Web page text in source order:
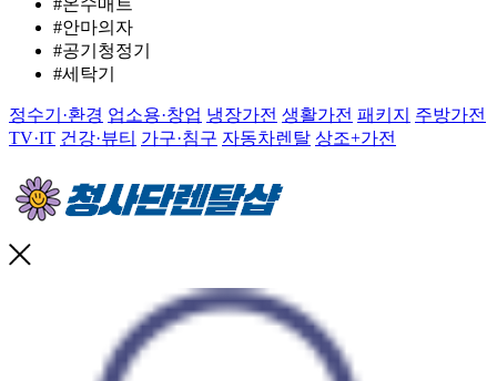
#온수매트
#안마의자
#공기청정기
#세탁기
정수기·환경 업소용·창업 냉장가전 생활가전 패키지
주방가전
TV·IT 건강·뷰티 가구·침구 자동차렌탈 상조+가전